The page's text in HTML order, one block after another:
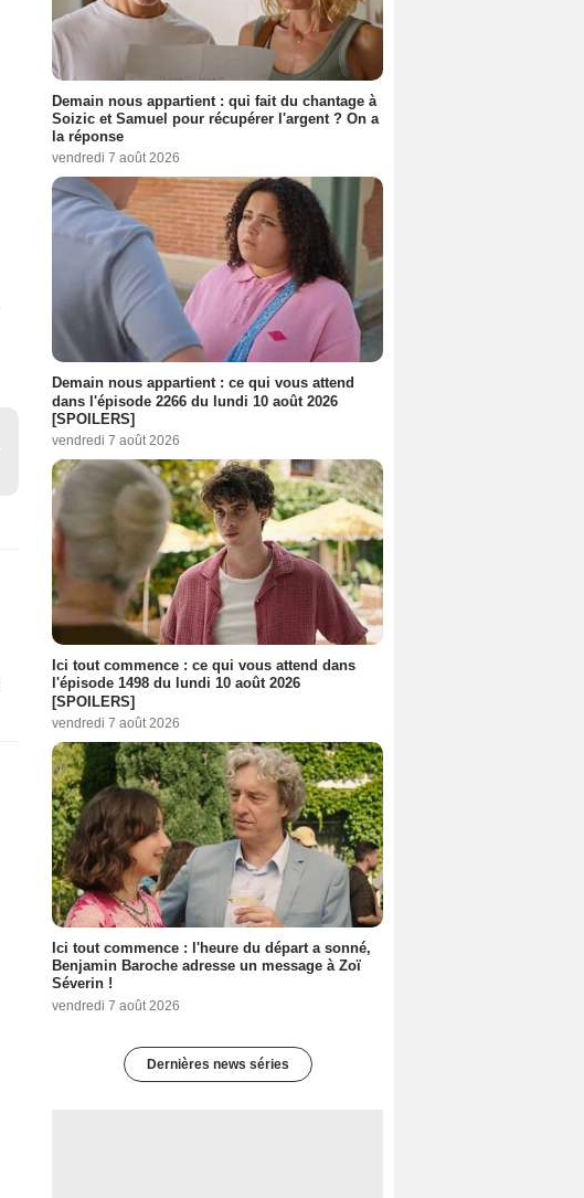
Demain nous appartient : qui fait du chantage à
Soizic et Samuel pour récupérer l'argent ? On a
la réponse
vendredi 7 août 2026
Demain nous appartient : ce qui vous attend
dans l'épisode 2266 du lundi 10 août 2026
[SPOILERS]
vendredi 7 août 2026
Ici tout commence : ce qui vous attend dans
l'épisode 1498 du lundi 10 août 2026
[SPOILERS]
vendredi 7 août 2026
Ici tout commence : l'heure du départ a sonné,
Benjamin Baroche adresse un message à Zoï
Séverin !
vendredi 7 août 2026
Dernières news séries